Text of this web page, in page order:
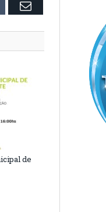
Email
de